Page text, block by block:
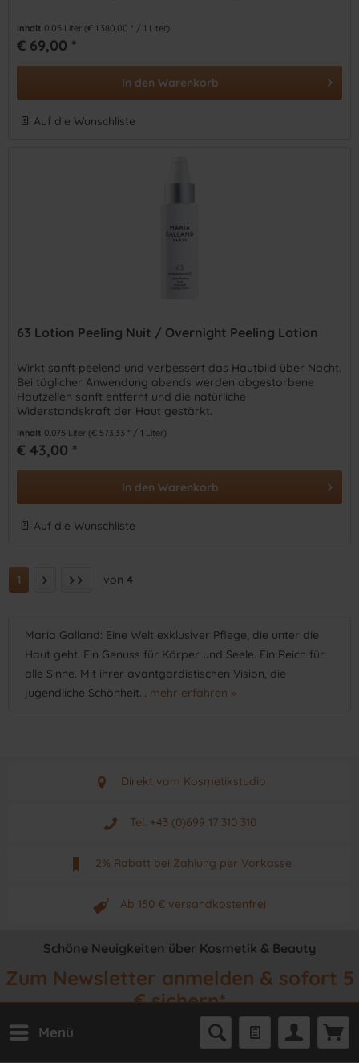
Menü
Inhalt 0.05 Liter (€ 1.380,00 * / 1 Liter)
€ 69,00 *
In den Warenkorb
Auf die Wunschliste
63 Lotion Peeling Nuit / Overnight Peeling Lotion
Wirkt sanft peelend und verbessert das Hautbild über Nacht.
Bei täglicher Anwendung abends werden abgestorbene
Hautzellen sanft entfernt und die natürliche
Widerstandskraft der Haut gestärkt.
Inhalt 0.075 Liter (€ 573,33 * / 1 Liter)
€ 43,00 *
In den Warenkorb
Auf die Wunschliste
1 von 4
Maria Galland: Eine Welt exklusiver Pflege, die unter die
Haut geht. Ein Genuss für Körper und Seele. Ein Reich für
alle Sinne. Mit ihrer avantgardistischen Vision, die
jugendliche Schönheit... mehr erfahren »
Direkt vom Kosmetikstudio
Aus Graz - Österreich
Tel. +43 (0)699 17 310 310
Mo - Fr. von 9 - 17 Uhr
2% Rabatt bei Zahlung per Vorkasse
Neuwertiges & aktuelles Produkt
Ab 150 € versandkostenfrei
Originalprodukt vom Hersteller
Schöne Neuigkeiten über Kosmetik & Beauty
Zum Newsletter anmelden & sofort 5
€ sichern*
Immer alle Angebote & Trends als Erster erhalten.